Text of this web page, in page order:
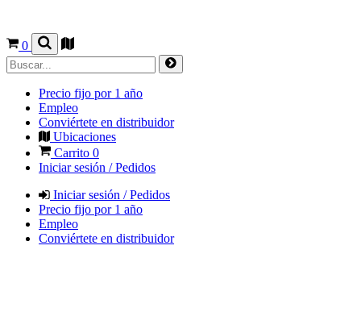
0
Precio fijo por 1 año
Empleo
Conviértete en distribuidor
Ubicaciones
Carrito 0
Iniciar sesión / Pedidos
Iniciar sesión / Pedidos
Precio fijo por 1 año
Empleo
Conviértete en distribuidor